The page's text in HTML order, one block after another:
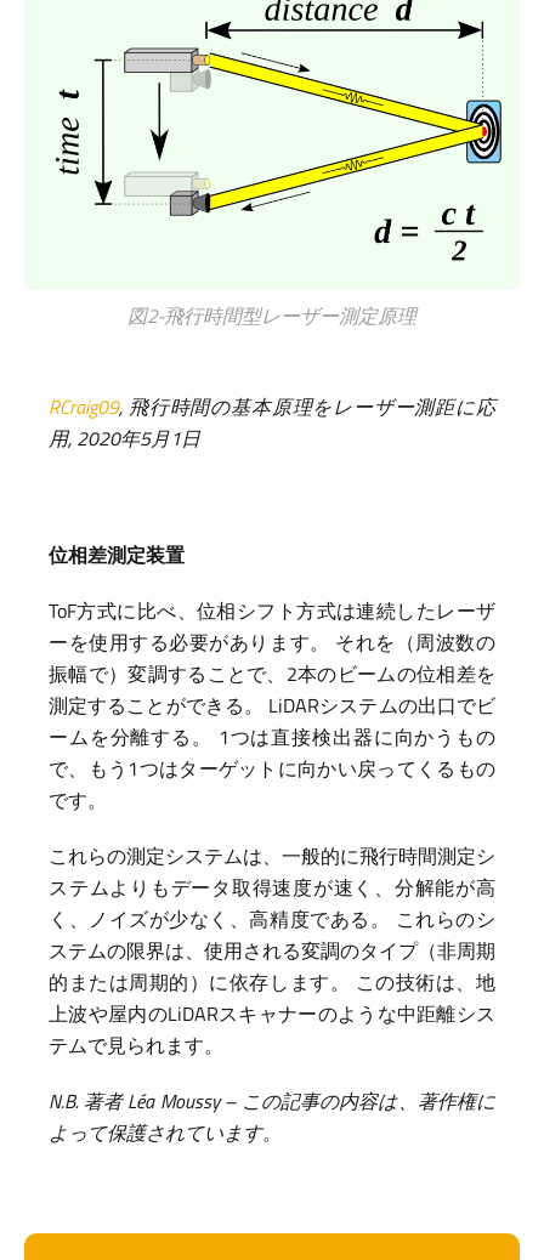
図2-飛行時間型レーザー測定原理
RCraig09, 飛行時間の基本原理をレーザー測距に応
用, 2020年5月1日
位相差測定装置
ToF方式に比べ、位相シフト方式は連続したレーザ
ーを使用する必要があります。 それを（周波数の
振幅で）変調することで、2本のビームの位相差を
測定することができる。 LiDARシステムの出口でビ
ームを分離する。 1つは直接検出器に向かうもの
で、もう1つはターゲットに向かい戻ってくるもの
です。
これらの測定システムは、一般的に飛行時間測定シ
ステムよりもデータ取得速度が速く、分解能が高
く、ノイズが少なく、高精度である。 これらのシ
ステムの限界は、使用される変調のタイプ（非周期
的または周期的）に依存します。 この技術は、地
上波や屋内のLiDARスキャナーのような中距離シス
テムで見られます。
N.B. 著者 Léa Moussy – この記事の内容は、著作権に
よって保護されています。